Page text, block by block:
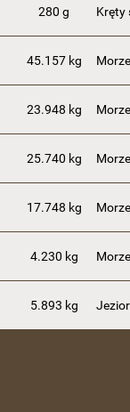
280 g Kręty
45.157 kg
23.948 kg
25.740 kg
17.748 kg
4.230 kg
5.893 kg